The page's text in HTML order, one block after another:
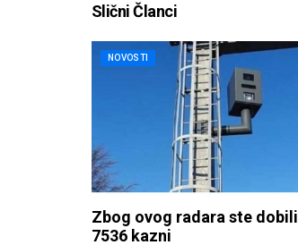
Slični Članci
NOVOSTI
Zbog ovog radara ste dobili
7536 kazni